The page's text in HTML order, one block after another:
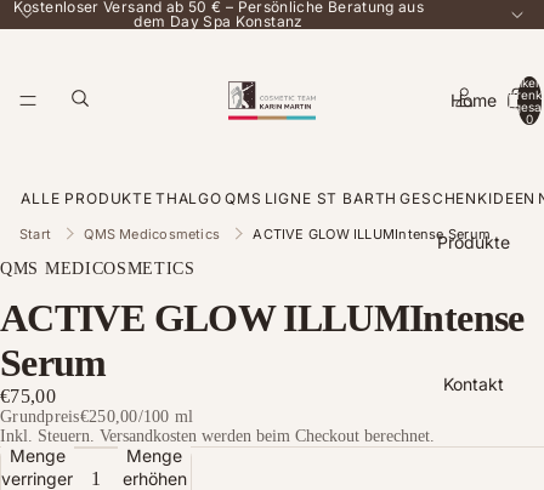
Kostenloser Versand ab 50 € – Persönliche Beratung aus
dem Day Spa Konstanz
Home
Produkte
Kontakt
Artikel
0
ALLE PRODUKTE THALGO QMS LIGNE ST BARTH GESCHENKIDEEN
Start QMS Medicosmetics ACTIVE GLOW ILLUMIntense Serum
QMS MEDICOSMETICS
ACTIVE GLOW ILLUMIntense
Serum
€75,00
Grundpreis€250,00/100 ml
Inkl. Steuern. Versandkosten werden beim Checkout berechnet.
Menge
verringern
Menge
erhöhen